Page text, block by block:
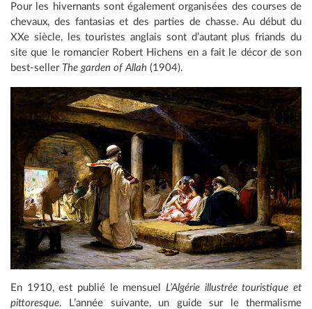
Pour les hivernants sont également organisées des courses de
chevaux, des fantasias et des parties de chasse. Au début du
XXe siècle, les touristes anglais sont d’autant plus friands du
site que le romancier Robert Hichens en a fait le décor de son
best-seller The garden of Allah (1904).
En 1910, est publié le mensuel L’Algérie illustrée touristique et
pittoresque. L’année suivante, un guide sur le thermalisme